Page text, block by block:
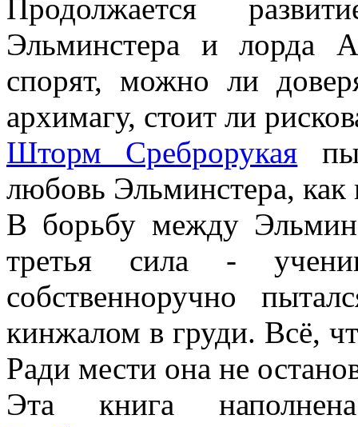
Продолжается
Эльминстера и лорда
спорят, можно ли
архимагу, стоит ли
Шторм Среброрукая
любовь Эльминстера, как
В борьбу между
третья сила -
собственноручно
кинжалом в груди. Всё,
Ради мести она не
Эта книга